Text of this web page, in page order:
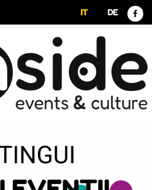
IT DE